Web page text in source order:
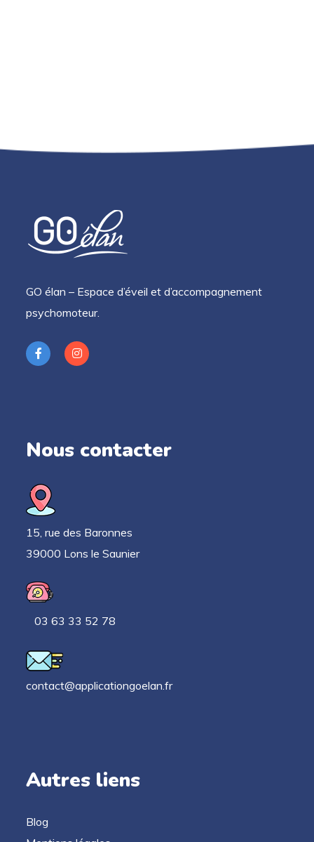
GO élan – Espace d’éveil et d’accompagnement
psychomoteur.
Nous contacter
15, rue des Baronnes
39000 Lons le Saunier
03 63 33 52 78
contact@applicationgoelan.fr
Autres liens
Blog